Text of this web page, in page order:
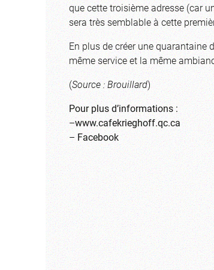
que cette troisième adresse (car
sera très semblable à cette
En plus de créer une quarantaine
même service et la même
(Source : Brouillard)
Pour plus d’informations :
–www.cafekrieghoff.qc.ca
–Facebook